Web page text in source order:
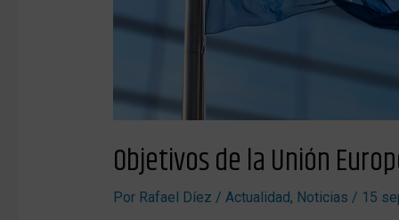
Objetivos de la Unión
Por Rafael Díez / Actualidad, Noticias / 15